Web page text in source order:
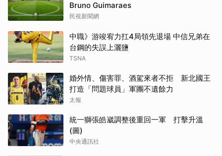
Bruno Guimaraes
民視新聞網
中職》游竣宥力扛4局領先退場 中信兄弟在
台鋼的失誤上灑鹽
TSNA
婚外情、傷害罪、酒駕來者不拒 新北國王
打造「問題球員」軍團不遺餘力
太報
統一獅張皓崴調整後重回一軍 打擊升溫
(圖)
中央通訊社